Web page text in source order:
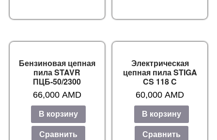
Бензиновая цепная
пила STAVR
ПЦБ-50/2300
66,000 AMD
В корзину
Сравнить
Электрическая
цепная пила STIGA
CS 118 C
60,000AMD
В корзину
Сравнить